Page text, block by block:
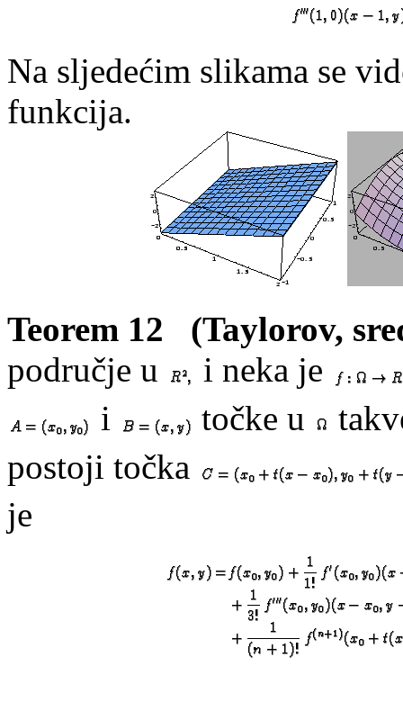
Na sljedećim slikama se
funkcija.
Teorem 12
(Taylorov,
područje u
i neka je
i
točke u
postoji točka
je